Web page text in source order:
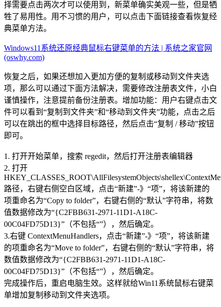
择需要点击两次才可以使用到，新菜单确实美观一些，但是牺
牲了易用性。用不习惯的用户，可以点击下面链接查看恢复经
典菜单方法。
Windows11系统还原经典鼠标右键菜单的方法 | 系统之家官网
(oswhy.com)
恢复之后，如果还想加入更加方便的复制或移动到文件夹选
项，那么可以通过下面方法解决，需要修改注册表文件，小白
谨慎操作，注意提前备份注册表。增加功能：用户右键点击文
件可以看到“复制到文件夹”和“移动到文件夹”功能，点击之后
可以在跳出的框中选择目标路径，然后点击“复制 / 移动”按钮
即可。
1. 打开开始菜单，搜索 regedit，然后打开注册表编辑器
2. 打开
路径，右键右侧空白区域，点击“新建”-》“项”，将该新建的
项重命名为“Copy to folder”，右键右侧的“默认”字符串，将数
值数据修改为“{C2FBB631-2971-11D1-A18C-
00C04FD75D13}”（不包括“”），然后确定。
3.右键 ContextMenuHandlers，点击“新建”-》“项”，将该新建
的项重命名为“Move to folder”，右键右侧的“默认”字符串，将
数值数据修改为“{C2FBB631-2971-11D1-A18C-
00C04FD75D13}”（不包括“”），然后确定。
完成操作后，重启电脑生效。这样就给Win11系统鼠标右键菜
单增加复制移动到文件夹选项。